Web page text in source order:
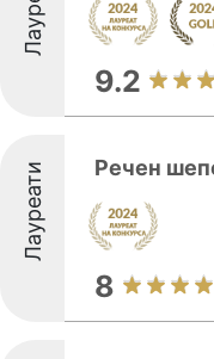
9.2
Лауреати Речен
8